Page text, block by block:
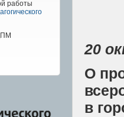
работы
20
О
в